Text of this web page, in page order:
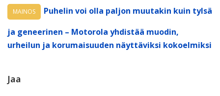
MAINOS
Puhelin voi olla paljon muutakin kuin tylsä
ja geneerinen – Motorola yhdistää muodin,
urheilun ja korumaisuuden näyttäviksi kokoelmiksi
Jaa